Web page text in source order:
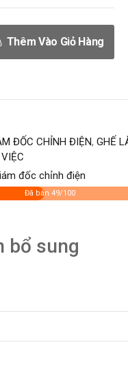
Thêm Vào Giỏ Hàng
ĐỐC CHỈNH ĐIỆN, GHẾ
đốc chỉnh điện
Đã bán 49/100
bổ sung